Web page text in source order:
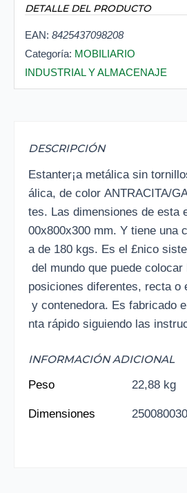
DETALLE DEL PRODUCTO
EAN: 8425437098208
Categoría: MOBILIARIO
INDUSTRIAL Y ALMACENAJE
DESCRIPCIÓN
Estanter¡a metálica sin
álica, de color ANTRACITA/
tes. Las dimensiones de esta
00x800x300 mm. Y tiene una
a de 180 kgs. Es el £nico
del mundo que puede
posiciones diferentes, recta o
y contenedora. Es fabricado
nta rápido siguiendo las
INFORMACIÓN ADICIONAL
Peso
22,88 kg
Dimensiones